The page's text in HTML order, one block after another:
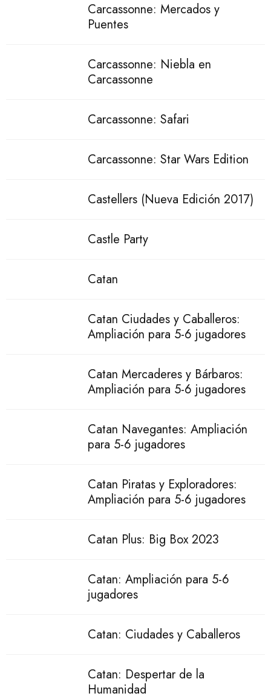
Carcassonne: Mercados y
Puentes
Carcassonne: Niebla en
Carcassonne
Carcassonne: Safari
Carcassonne: Star Wars Edition
Castellers (Nueva Edición 2017)
Castle Party
Catan
Catan Ciudades y Caballeros:
Ampliación para 5-6 jugadores
Catan Mercaderes y Bárbaros:
Ampliación para 5-6 jugadores
Catan Navegantes: Ampliación
para 5-6 jugadores
Catan Piratas y Exploradores:
Ampliación para 5-6 jugadores
Catan Plus: Big Box 2023
Catan: Ampliación para 5-6
jugadores
Catan: Ciudades y Caballeros
Catan: Despertar de la
Humanidad